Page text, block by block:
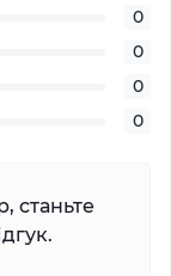
0
0
0
0
станьте